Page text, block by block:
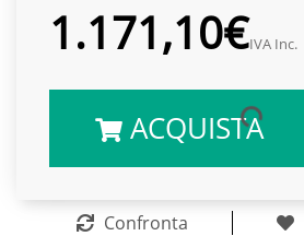
1.171,10€IVA Inc.
ACQUISTA
Confronta